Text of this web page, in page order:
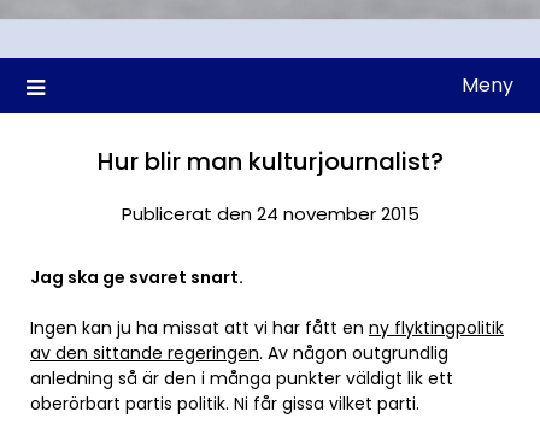
Meny
Hur blir man kulturjournalist?
Publicerat den 24 november 2015
Jag ska ge svaret snart.
Ingen kan ju ha missat att vi har fått en ny flyktingpolitik
av den sittande regeringen. Av någon outgrundlig
anledning så är den i många punkter väldigt lik ett
oberörbart partis politik. Ni får gissa vilket parti.